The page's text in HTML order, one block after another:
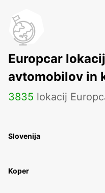
Europcar
avtomobilov in
3835 lokacij
Slovenija
Koper